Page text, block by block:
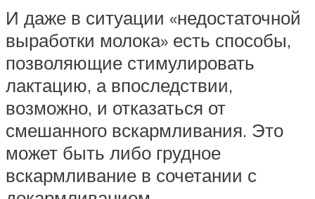
И даже в ситуации «недостаточной
выработки молока» есть способы,
позволяющие стимулировать
лактацию, а впоследствии,
возможно, и отказаться от
смешанного вскармливания. Это
может быть либо грудное
вскармливание в сочетании с